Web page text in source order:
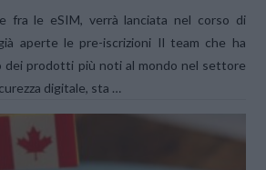
fra le eSIM, verrà lanciata nel corso di
aperte le pre-iscrizioni Il team che ha
dei prodotti più noti al mondo nel settore
digitale, sta …